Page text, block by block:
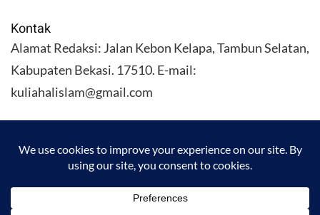
Kontak
Alamat Redaksi: Jalan Kebon Kelapa, Tambun Selatan,
Kabupaten Bekasi. 17510. E-mail:
kuliahalislam@gmail.com
KULIAHALISLAM.COM Copyright (C) 2026